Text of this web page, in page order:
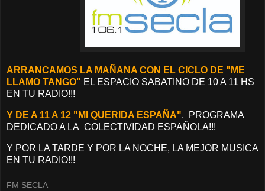
ARRANCAMOS LA MAÑANA CON EL CICLO DE "ME
LLAMO TANGO" EL ESPACIO SABATINO DE 10 A 11 HS
EN TU RADIO!!!
Y DE A 11 A 12 "MI QUERIDA ESPAÑA", PROGRAMA
DEDICADO A LA COLECTIVIDAD ESPAÑOLA!!!
Y POR LA TARDE Y POR LA NOCHE, LA MEJOR MUSICA
EN TU RADIO!!!
FM SECLA